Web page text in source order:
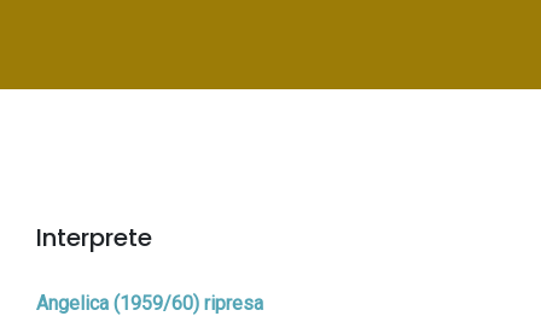
Interprete
Angelica (1959/60) ripresa